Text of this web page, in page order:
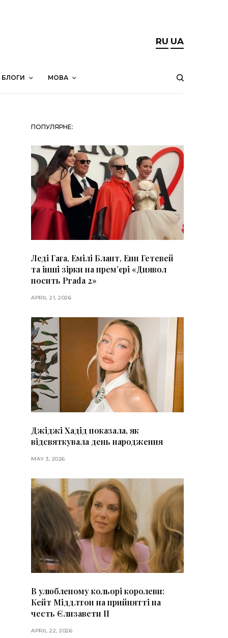
RU UA
БЛОГИ МОВА
ПОПУЛЯРНЕ:
Леді Гага, Емілі Блант, Енн Гетевей
та інші зірки на премʼєрі «Диявол
носить Prada 2»
APRIL 21, 2026
Джіджі Хадід показала, як
відсвяткувала день народження
MAY 3, 2026
В улюбленому кольорі королеви:
Кейт Міддлтон на прийнятті на
честь Єлизавети II
APRIL 22, 2026